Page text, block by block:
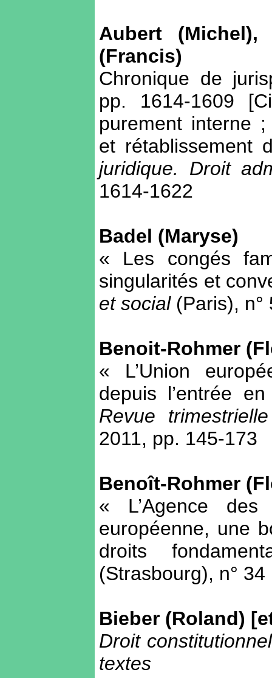
Aubert (Michel),
(Francis)
Chronique de
pp. 1614-1609
purement interne
et rétablissement
juridique. Droit
1614-1622
Badel (Maryse)
« Les congés
singularités et
et social (Paris),
Benoit-Rohmer
« L’Union
depuis l’entrée
Revue
2011, pp. 145-173
Benoît-Rohmer
« L’Agence des
européenne, une
droits
(Strasbourg), n°
Bieber (Roland)
Droit
textes